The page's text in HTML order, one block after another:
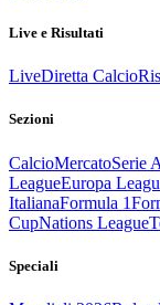
Live e Risultati
LiveDiretta Calcio
Sezioni
CalcioMercatoSerie A
LeagueEuropa
ItalianaFormula 1
CupNations League
Speciali